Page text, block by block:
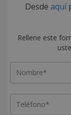
Desde aquí
Rellene este